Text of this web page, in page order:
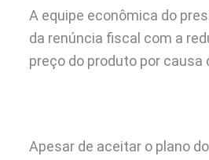
A equipe econômica do
da renúncia fiscal com a
preço do produto por causa
Apesar de aceitar o plano